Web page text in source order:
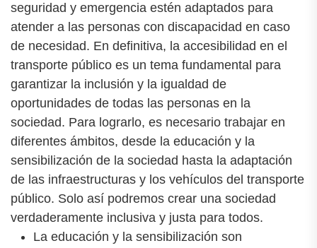
seguridad y emergencia estén adaptados para
atender a las personas con discapacidad en caso
de necesidad. En definitiva, la accesibilidad en el
transporte público es un tema fundamental para
garantizar la inclusión y la igualdad de
oportunidades de todas las personas en la
sociedad. Para lograrlo, es necesario trabajar en
diferentes ámbitos, desde la educación y la
sensibilización de la sociedad hasta la adaptación
de las infraestructuras y los vehículos del transporte
público. Solo así podremos crear una sociedad
verdaderamente inclusiva y justa para todos.
La educación y la sensibilización son